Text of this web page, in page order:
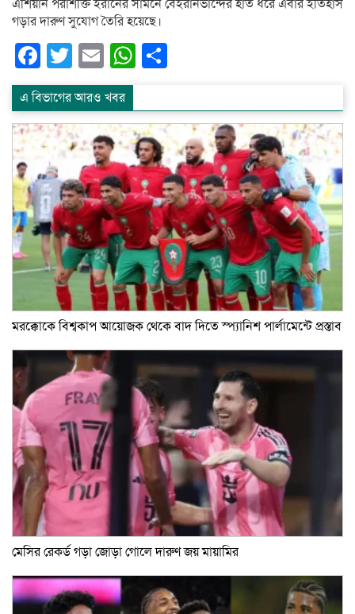
এশিয়ান পরাশক্তি ইরানের সামনে বেইরানভান্দের হাত ধরে এবার ইতিহাস
গড়ার দারুণ সুযোগ তৈরি হয়েছে।
Facebook
Twitter
EmailWhatsApp
এ বিভাগের আরও খবর
মরক্কোকে বিশ্বকাপ আয়োজক থেকে বাদ দিতে স্প্যানিশ পার্লামেন্টে প্রস্তাব
মেসির রেকর্ড গড়া জোড়া গোলে দারুণ জয় মায়ামির